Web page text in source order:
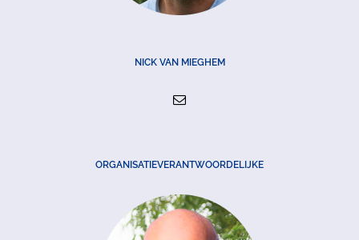
NICK VAN MIEGHEM
ORGANISATIEVERANTWOORDELIJKE